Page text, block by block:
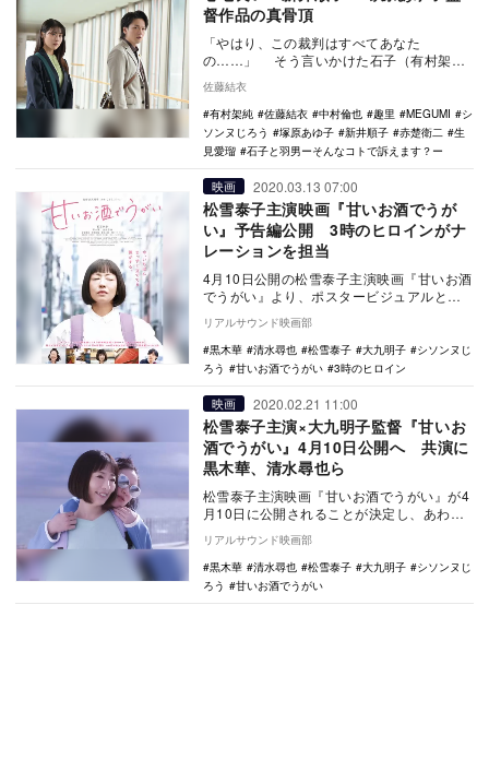
督作品の真骨頂
「やはり、この裁判はすべてあなた
の……」 そう言いかけた石子（有村架
純）の言葉を笑いを交えながら遮った、や
り手検事の優乃（M…
佐藤結衣
有村架純
佐藤結衣 中村倫也 趣里 MEGUMI
シ
ソンヌじろう
塚原あゆ子 新井順子 赤楚衛二
生
見愛瑠
石子と羽男ーそんなコトで訴えます？ー
映画 2020.03.13 07:00
松雪泰子主演映画『甘いお酒でうが
い』予告編公開 3時のヒロインがナ
レーションを担当
4月10日公開の松雪泰子主演映画『甘いお酒
でうがい』より、ポスタービジュアルと予
告編が公開された。 本作は、お笑い芸人
の…
リアルサウンド映画部
黒木華
清水尋也 松雪泰子 大九明子
シソンヌじ
ろう
甘いお酒でうがい 3時のヒロイン
映画 2020.02.21 11:00
松雪泰子主演×大九明子監督『甘いお
酒でうがい』4月10日公開へ 共演に
黒木華、清水尋也ら
松雪泰子主演映画『甘いお酒でうがい』が4
月10日に公開されることが決定し、あわせ
て場面写真が公開された。 本作は、お笑
い芸人…
リアルサウンド映画部
黒木華
清水尋也 松雪泰子 大九明子
シソンヌじ
ろう
甘いお酒でうがい